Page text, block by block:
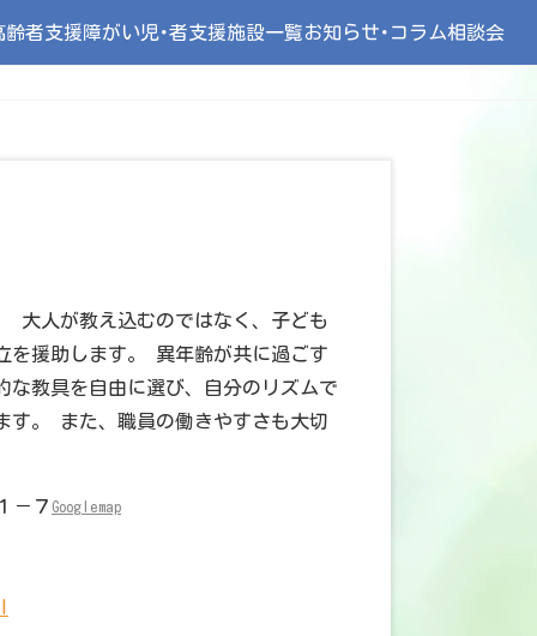
齢者支援障がい児･者支援施設一覧お知らせ･コラム相談会
大人が教え込むのではなく、子ども
を援助します。 異年齢が共に過ごす
な教具を自由に選び、自分のリズムで
す。 また、職員の働きやすさも大切
－７ Googlemap